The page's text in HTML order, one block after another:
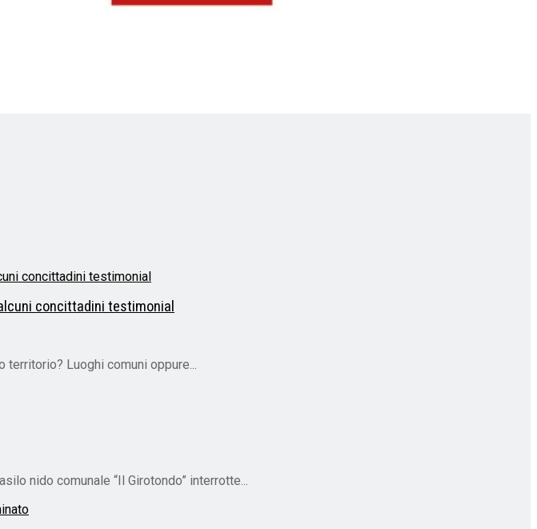
concittadini testimonial
territorio? Luoghi comuni oppure...
nido comunale “Il Girotondo” interrotte...